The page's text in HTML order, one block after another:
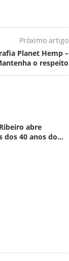
Próximo artigo
Planet Hemp –
o respeito
abre
dos 40 anos do...